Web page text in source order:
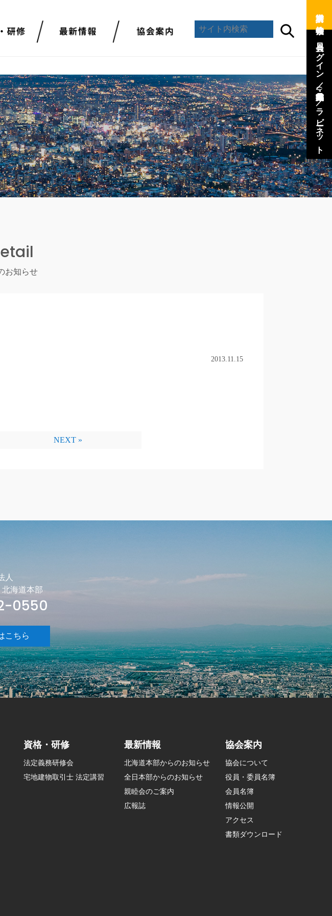
資料請求 ／
会員ログイン ／
(会員専用)
／
ラビーネット
お知らせ
2013.11.15
NEXT »
人
海道本部
0550
こちら
資格・研修
法定義務研修会
宅地建物取引士 法定講習
最新情報
北海道本部からのお知らせ
全日本部からのお知らせ
親睦会のご案内
広報誌
協会案内
協会について
役員・委員名簿
会員名簿
情報公開
アクセス
書類ダウンロード